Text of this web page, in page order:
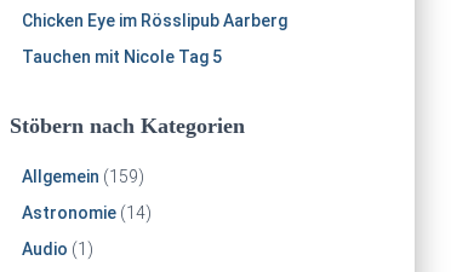
Chicken Eye im Rösslipub Aarberg
Tauchen mit Nicole Tag 5
Stöbern nach Kategorien
Allgemein (159)
Astronomie(14)
Audio (1)